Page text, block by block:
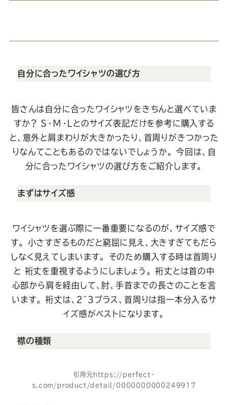
自分に合ったワイシャツの選び方
皆さんは自分に合ったワイシャツをきちんと選べていま
すか？ S・M・Lとのサイズ表記だけを参考に購入する
と、意外と肩まわりが大きかったり、首周りがきつかった
りなんてこともあるのではないでしょうか。今回は、自
分に合ったワイシャツの選び方をご紹介します。
まずはサイズ感
ワイシャツを選ぶ際に一番重要になるのが、サイズ感で
す。 小さすぎるものだと窮屈に見え、大きすぎてもだら
しなく見えてしまいます。 そのため購入する時は首周り
と 裄丈を重視するようにしましょう。裄丈とは首の中
心部から肩を経由して、肘、手首までの長さのことを言
います。裄丈は、2~3プラス、首周りは指一本分入るサ
イズ感がベストになります。
襟の種類
引用元 https://perfect-
s.com/product/detail/0000000000249917